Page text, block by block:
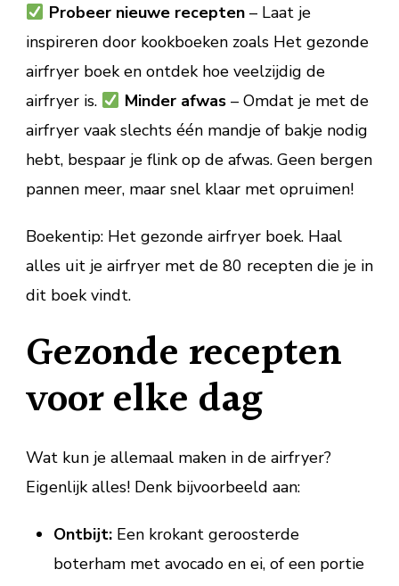
Probeer nieuwe recepten– Laat je
inspireren door kookboeken zoals Het gezonde
airfryer boek en ontdek hoe veelzijdig de
airfryer is.
Minder afwas– Omdat je met de
airfryer vaak slechts één mandje of bakje nodig
hebt, bespaar je flink op de afwas. Geen bergen
pannen meer, maar snel klaar met opruimen!
Boekentip: Het gezonde airfryer boek. Haal
alles uit je airfryer met de 80 recepten die je in
dit boek vindt.
Gezonde recepten
voor elke dag
Wat kun je allemaal maken in de airfryer?
Eigenlijk alles! Denk bijvoorbeeld aan:
Ontbijt:Een krokant geroosterde
boterham met avocado en ei, of een portie